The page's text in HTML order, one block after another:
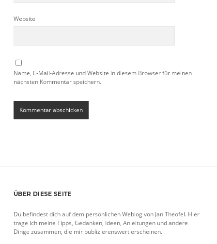
Website
Name, E-Mail-Adresse und Website in diesem Browser für meinen
nächsten Kommentar speichern.
Sidebar
ÜBER DIESE SEITE
Du befindest dich auf dem persönlichen Weblog von Jan Theofel. Hier
trage ich meine Tipps, Gedanken, Ideen, Anleitungen und andere
Dinge zusammen, die mir publizierenswert erscheinen.